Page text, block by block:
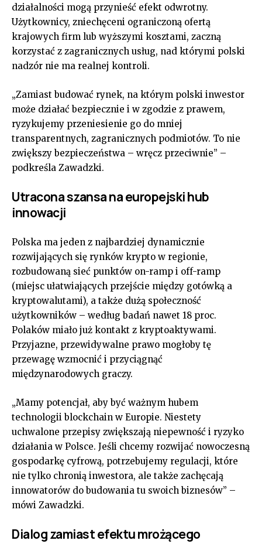
działalności mogą przynieść efekt odwrotny.
Użytkownicy, zniechęceni ograniczoną ofertą
krajowych firm lub wyższymi kosztami, zaczną
korzystać z zagranicznych usług, nad którymi polski
nadzór nie ma realnej kontroli.
„Zamiast budować rynek, na którym polski inwestor
może działać bezpiecznie i w zgodzie z prawem,
ryzykujemy przeniesienie go do mniej
transparentnych, zagranicznych podmiotów. To nie
zwiększy bezpieczeństwa – wręcz przeciwnie” –
podkreśla Zawadzki.
Utracona szansa na europejski hub
innowacji
Polska ma jeden z najbardziej dynamicznie
rozwijających się rynków krypto w regionie,
rozbudowaną sieć punktów on-ramp i off-ramp
(miejsc ułatwiających przejście między gotówką a
kryptowalutami), a także dużą społeczność
użytkowników – według badań nawet 18 proc.
Polaków miało już kontakt z kryptoaktywami.
Przyjazne, przewidywalne prawo mogłoby tę
przewagę wzmocnić i przyciągnąć
międzynarodowych graczy.
„Mamy potencjał, aby być ważnym hubem
technologii blockchain w Europie. Niestety
uchwalone przepisy zwiększają niepewność i ryzyko
działania w Polsce. Jeśli chcemy rozwijać nowoczesną
gospodarkę cyfrową, potrzebujemy regulacji, które
nie tylko chronią inwestora, ale także zachęcają
innowatorów do budowania tu swoich biznesów” –
mówi Zawadzki.
Dialog zamiast efektu mrożącego